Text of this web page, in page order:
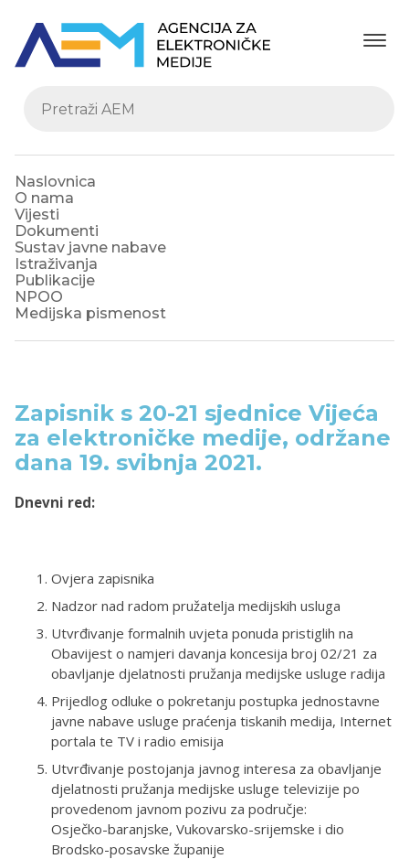
Naslovnica
O nama
Vijesti
Dokumenti
Sustav javne nabave
Istraživanja
Publikacije
NPOO
Medijska pismenost
Zapisnik s 20-21 sjednice Vijeća
za elektroničke medije, održane
dana 19. svibnja 2021.
Dnevni red:
Ovjera zapisnika
Nadzor nad radom pružatelja medijskih usluga
Utvrđivanje formalnih uvjeta ponuda pristiglih na
Obavijest o namjeri davanja koncesija broj 02/21 za
obavljanje djelatnosti pružanja medijske usluge radija
Prijedlog odluke o pokretanju postupka jednostavne
javne nabave usluge praćenja tiskanih medija, Internet
portala te TV i radio emisija
Utvrđivanje postojanja javnog interesa za obavljanje
djelatnosti pružanja medijske usluge televizije po
provedenom javnom pozivu za područje:
Osječko-baranjske, Vukovarsko-srijemske i dio
Brodsko-posavske županije